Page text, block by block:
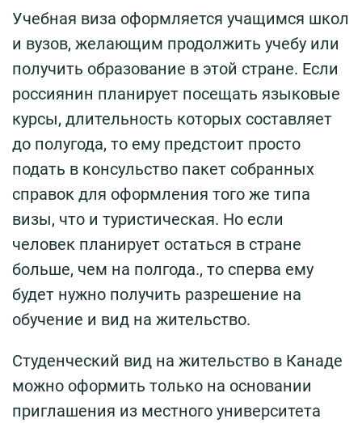
Учебная виза оформляется учащимся школ
и вузов, желающим продолжить учебу или
получить образование в этой стране. Если
россиянин планирует посещать языковые
курсы, длительность которых составляет
до полугода, то ему предстоит просто
подать в консульство пакет собранных
справок для оформления того же типа
визы, что и туристическая. Но если
человек планирует остаться в стране
больше, чем на полгода., то сперва ему
будет нужно получить разрешение на
обучение и вид на жительство.
Студенческий вид на жительство в Канаде
можно оформить только на основании
приглашения из местного университета